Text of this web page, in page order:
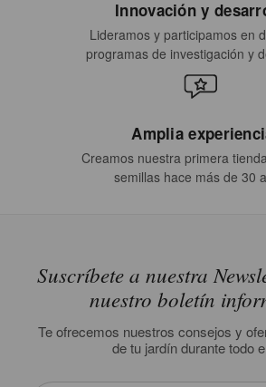
Innovación y
Lideramos y participamos en
programas de investigación y
Amplia
Creamos nuestra primera
semillas hace más de 30
Suscríbete a nuestra
nuestro boletín
Te ofrecemos nuestros consejos y
de tu jardín durante todo